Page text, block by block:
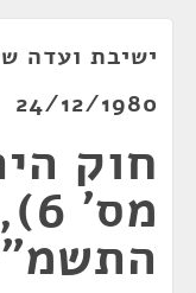
24/12/1980
חוק
מס' 6),
התשמ"א-